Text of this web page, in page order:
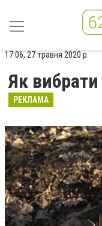
17:06, 27 травня 2020 р.
Як вибрати
РЕКЛАМА